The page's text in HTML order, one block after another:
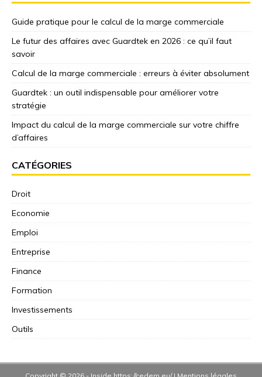
Guide pratique pour le calcul de la marge commerciale
Le futur des affaires avec Guardtek en 2026 : ce qu’il faut
savoir
Calcul de la marge commerciale : erreurs à éviter absolument
Guardtek : un outil indispensable pour améliorer votre
stratégie
Impact du calcul de la marge commerciale sur votre chiffre
d’affaires
CATÉGORIES
Droit
Economie
Emploi
Entreprise
Finance
Formation
Investissements
Outils